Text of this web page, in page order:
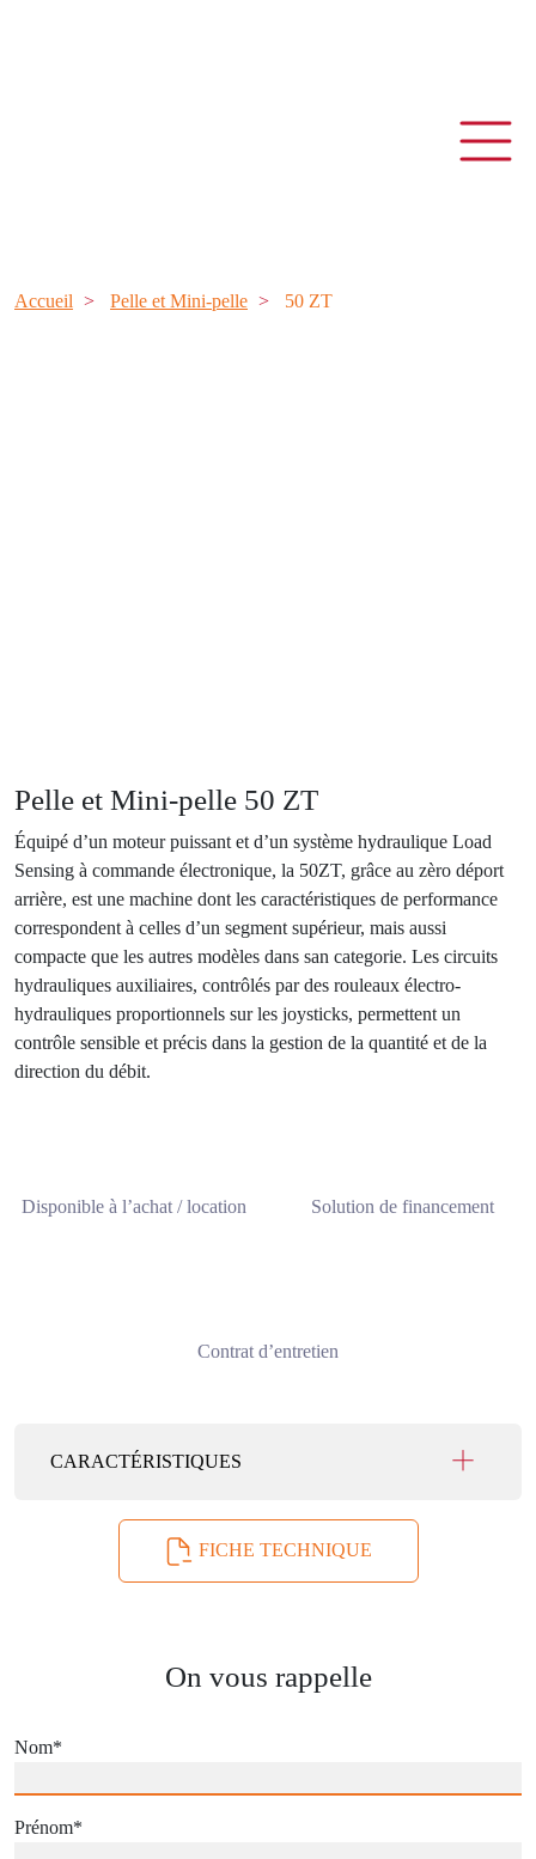
Accueil Pelle et Mini-pelle 50 ZT
Pelle et Mini-pelle 50 ZT
Équipé d’un moteur puissant et d’un système hydraulique Load
Sensing à commande électronique, la 50ZT, grâce au zèro déport
arrière, est une machine dont les caractéristiques de performance
correspondent à celles d’un segment supérieur, mais aussi
compacte que les autres modèles dans san categorie. Les circuits
hydrauliques auxiliaires, contrôlés par des rouleaux électro-
hydrauliques proportionnels sur les joysticks, permettent un
contrôle sensible et précis dans la gestion de la quantité et de la
direction du débit.
Disponible à l’achat / location Solution de financement
Contrat d’entretien
CARACTÉRISTIQUES
FICHE TECHNIQUE
On vous rappelle
Nom*
Prénom*